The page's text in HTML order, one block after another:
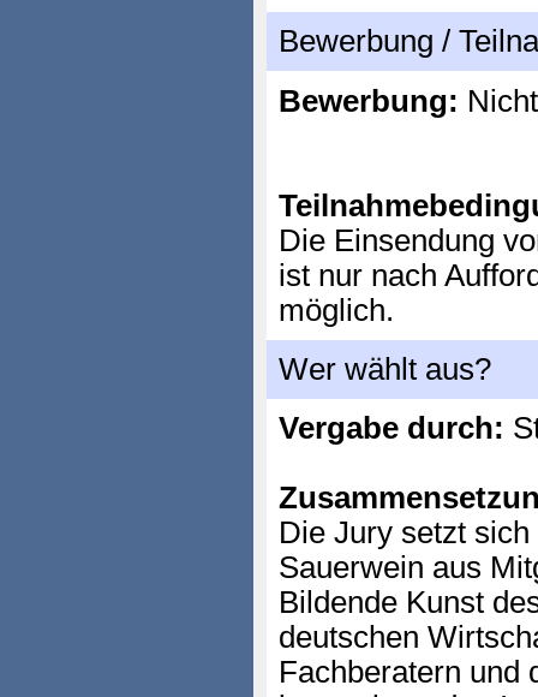
Bewerbung /
Bewerbung:
Die Einsendung
ist nur nach
möglich.
Wer wählt aus?
Vergabe durch:
Die Jury setzt
Sauerwein aus
Bildende Kunst
deutschen
Fachberatern und